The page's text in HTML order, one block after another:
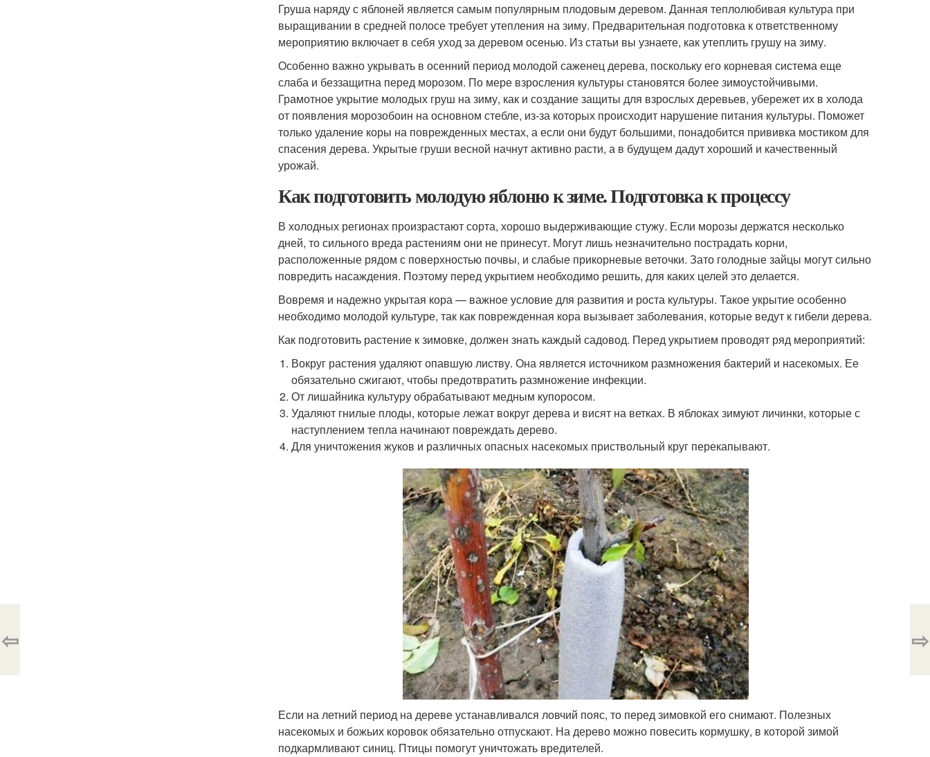
Груша наряду с яблоней является самым популярным плодовым деревом. Данная теплолюбивая культура при
выращивании в средней полосе требует утепления на зиму. Предварительная подготовка к ответственному
мероприятию включает в себя уход за деревом осенью. Из статьи вы узнаете, как утеплить грушу на зиму.
Особенно важно укрывать в осенний период молодой саженец дерева, поскольку его корневая система еще
слаба и беззащитна перед морозом. По мере взросления культуры становятся более зимоустойчивыми.
Грамотное укрытие молодых груш на зиму, как и создание защиты для взрослых деревьев, убережет их в холода
от появления морозобоин на основном стебле, из-за которых происходит нарушение питания культуры. Поможет
только удаление коры на поврежденных местах, а если они будут большими, понадобится прививка мостиком для
спасения дерева. Укрытые груши весной начнут активно расти, а в будущем дадут хороший и качественный
урожай.
Как подготовить молодую яблоню к зиме. Подготовка к процессу
В холодных регионах произрастают сорта, хорошо выдерживающие стужу. Если морозы держатся несколько
дней, то сильного вреда растениям они не принесут. Могут лишь незначительно пострадать корни,
расположенные рядом с поверхностью почвы, и слабые прикорневые веточки. Зато голодные зайцы могут сильно
повредить насаждения. Поэтому перед укрытием необходимо решить, для каких целей это делается.
Вовремя и надежно укрытая кора — важное условие для развития и роста культуры. Такое укрытие особенно
необходимо молодой культуре, так как поврежденная кора вызывает заболевания, которые ведут к гибели дерева.
Как подготовить растение к зимовке, должен знать каждый садовод. Перед укрытием проводят ряд мероприятий:
Вокруг растения удаляют опавшую листву. Она является источником размножения бактерий и насекомых. Ее
обязательно сжигают, чтобы предотвратить размножение инфекции.
От лишайника культуру обрабатывают медным купоросом.
Удаляют гнилые плоды, которые лежат вокруг дерева и висят на ветках. В яблоках зимуют личинки, которые с
наступлением тепла начинают повреждать дерево.
Для уничтожения жуков и различных опасных насекомых приствольный круг перекапывают.
Если на летний период на дереве устанавливался ловчий пояс, то перед зимовкой его снимают. Полезных
насекомых и божьих коровок обязательно отпускают. На дерево можно повесить кормушку, в которой зимой
подкармливают синиц. Птицы помогут уничтожать вредителей.
⇦ ⇨